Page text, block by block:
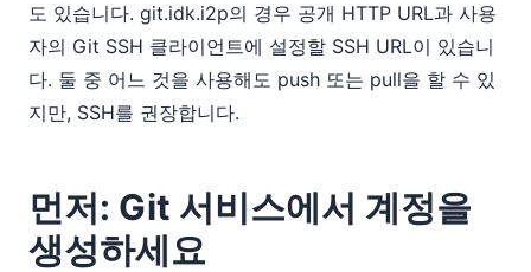
도 있습니다. git.idk.i2p의 경우 공개 HTTP URL과 사용
자의 Git SSH 클라이언트에 설정할 SSH URL이 있습니
다. 둘 중 어느 것을 사용해도 push 또는 pull을 할 수 있
지만, SSH를 권장합니다.
먼저: Git 서비스에서 계정을
생성하세요